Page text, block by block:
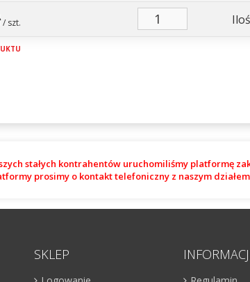
/ szt.
stałych kontrahentów uruchomiliśmy platformę
prosimy o kontakt telefoniczny z naszym
SKLEP